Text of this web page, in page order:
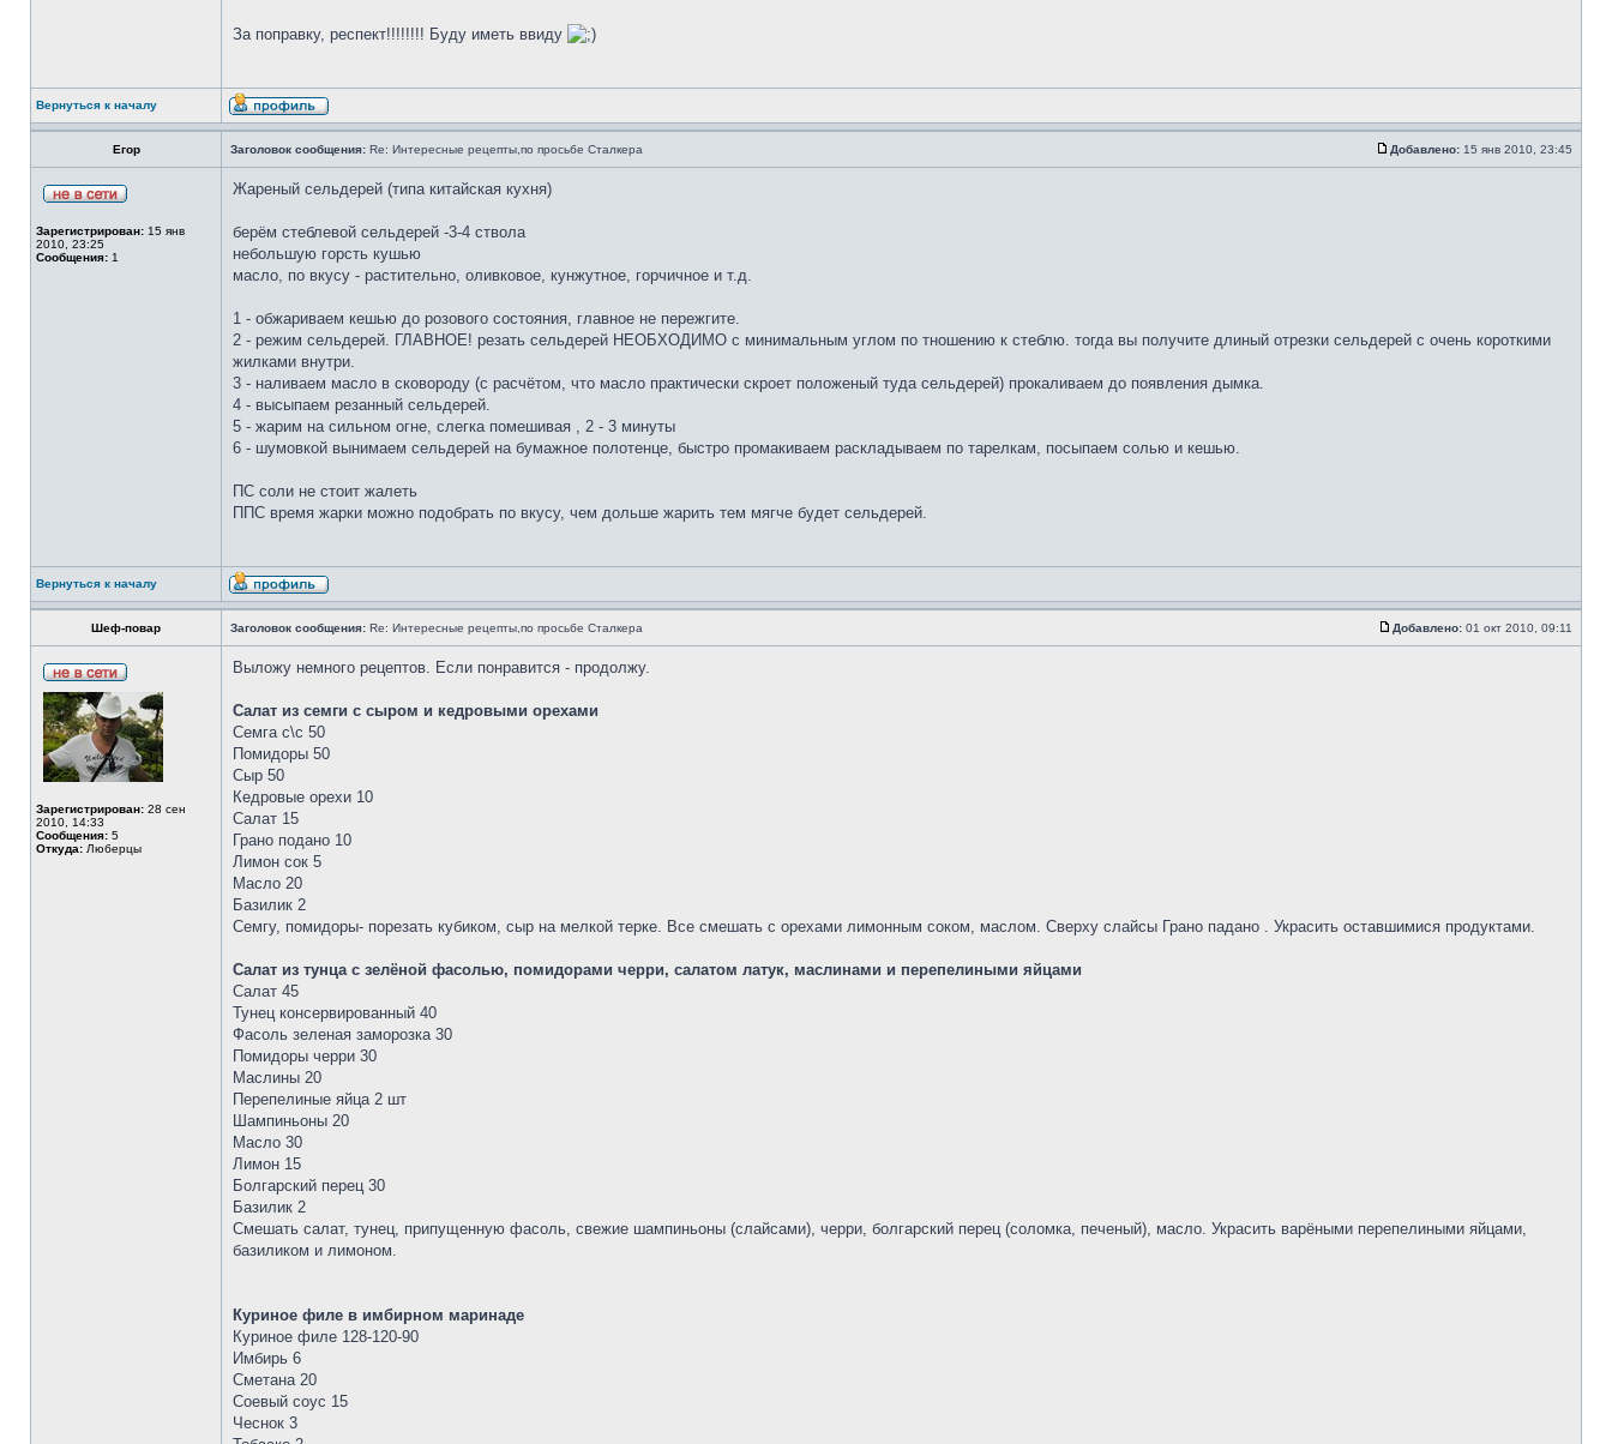
За поправку, респект!!!!!!!! Буду иметь ввиду
Вернуться к началу
Егор Заголовок сообщения: Re: Интересные рецепты,по просьбе Сталкера Добавлено: 15 янв 2010, 23:45
Зарегистрирован: 15 янв
2010, 23:25
Сообщения: 1
Жареный сельдерей (типа китайская кухня)
берём стеблевой сельдерей -3-4 ствола
небольшую горсть кушью
масло, по вкусу - растительно, оливковое, кунжутное, горчичное и т.д.
1 - обжариваем кешью до розового состояния, главное не пережгите.
2 - режим сельдерей. ГЛАВНОЕ! резать сельдерей НЕОБХОДИМО с минимальным углом по тношению к стеблю. тогда вы получите длиный отрезки сельдерей с очень короткими
жилками внутри.
3 - наливаем масло в сковороду (с расчётом, что масло практически скроет положеный туда сельдерей) прокаливаем до появления дымка.
4 - высыпаем резанный сельдерей.
5 - жарим на сильном огне, слегка помешивая , 2 - 3 минуты
6 - шумовкой вынимаем сельдерей на бумажное полотенце, быстро промакиваем раскладываем по тарелкам, посыпаем солью и кешью.
ПС соли не стоит жалеть
ППС время жарки можно подобрать по вкусу, чем дольше жарить тем мягче будет сельдерей.
Вернуться к началу
Шеф-пoвар Заголовок сообщения: Re: Интересные рецепты,по просьбе Сталкера Добавлено: 01 окт 2010, 09:11
Зарегистрирован: 28 сен
2010, 14:33
Сообщения: 5
Откуда: Люберцы
Выложу немного рецептов. Если понравится - продолжу.
Салат из семги с сыром и кедровыми орехами
Семга с\с 50
Помидоры 50
Сыр 50
Кедровые орехи 10
Салат 15
Грано подано 10
Лимон сок 5
Масло 20
Базилик 2
Семгу, помидоры- порезать кубиком, сыр на мелкой терке. Все смешать с орехами лимонным соком, маслом. Сверху слайсы Грано падано . Украсить оставшимися продуктами.
Салат из тунца с зелёной фасолью, помидорами черри, салатом латук, маслинами и перепелиными яйцами
Салат 45
Тунец консервированный 40
Фасоль зеленая заморозка 30
Помидоры черри 30
Маслины 20
Перепелиные яйца 2 шт
Шампиньоны 20
Масло 30
Лимон 15
Болгарский перец 30
Базилик 2
Смешать салат, тунец, припущенную фасоль, свежие шампиньоны (слайсами), черри, болгарский перец (соломка, печеный), масло. Украсить варёными перепелиными яйцами,
базиликом и лимоном.
Куриное филе в имбирном маринаде
Куриное филе 128-120-90
Имбирь 6
Сметана 20
Соевый соус 15
Чеснок 3